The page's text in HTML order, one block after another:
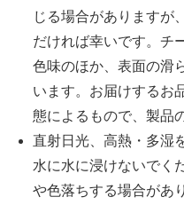
じる場合がありますが
だければ幸いです。チ
色味のほか、表面の滑
います。お届けするお
態によるもので、製品
直射日光、高熱・多湿
水に水に浸けないでく
や色落ちする場合があ